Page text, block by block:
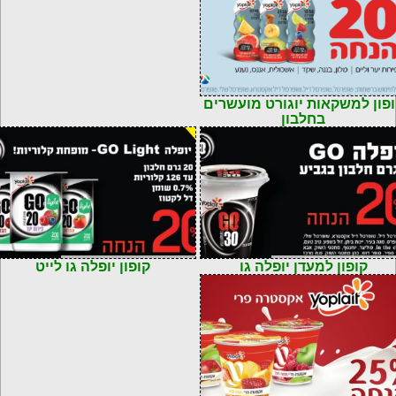
למשקאות יוגורט מועשרים
בחלבון
קופון למעדן יופלה גו קוד: 7290110323974 קופון יופלה גו לייט